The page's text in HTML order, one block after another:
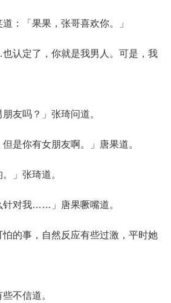
「果果，张哥喜欢你。」
定了，你就是我男人。可是，我
吗？」张琦问道。
你有女朋友啊。」唐果道。
」张琦道。
对我……」唐果噘嘴道。
的事，自然反应有些过激，平时她
不信道。